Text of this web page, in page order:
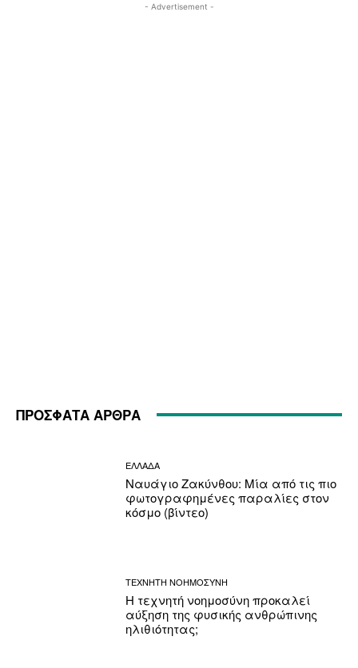
- Advertisement -
ΠΡΟΣΦΑΤΑ ΑΡΘΡΑ
ΕΛΛΑΔΑ
Ναυάγιο Ζακύνθου: Μία από τις πιο
φωτογραφημένες παραλίες στον
κόσμο (βίντεο)
ΤΕΧΝΗΤΗ ΝΟΗΜΟΣΥΝΗ
Η τεχνητή νοημοσύνη προκαλεί
αύξηση της φυσικής ανθρώπινης
ηλιθιότητας;